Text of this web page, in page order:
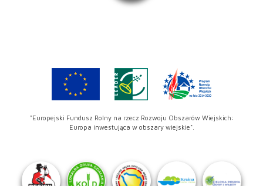
"Europejski Fundusz Rolny na rzecz Rozwoju Obszarów Wiejskich:
Europa inwestująca w obszary wiejskie".